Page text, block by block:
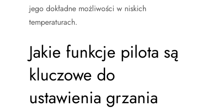
jego dokładne możliwości w niskich
temperaturach.
Jakie funkcje pilota są
kluczowe do
ustawienia grzania